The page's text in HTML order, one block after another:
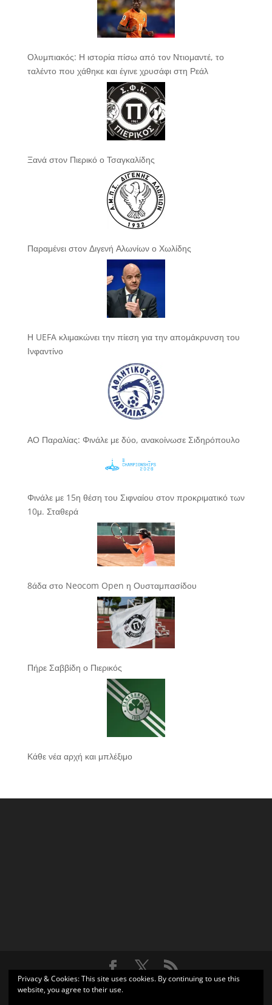
Ολυμπιακός: Η ιστορία πίσω από τον Ντιομαντέ, το
ταλέντο που χάθηκε και έγινε χρυσάφι στη Ρεάλ
Ξανά στον Πιερικό ο Τσαγκαλίδης
Παραμένει στον Διγενή Αλωνίων ο Χωλίδης
Η UEFA κλιμακώνει την πίεση για την απομάκρυνση του
Ινφαντίνο
ΑΟ Παραλίας: Φινάλε με δύο, ανακοίνωσε Σιδηρόπουλο
Φινάλε με 15η θέση του Σιφναίου στον προκριματικό των
10μ. Σταθερά
8άδα στο Neocom Open η Ουσταμπασίδου
Πήρε Σαββίδη ο Πιερικός
Κάθε νέα αρχή και μπλέξιμο
Σχεδιάστηκε απόElegant Themes
Privacy & Cookies: This site uses cookies. By continuing to use this
website, you agree to their use.